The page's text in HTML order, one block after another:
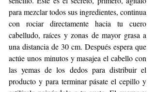
para mezclar todos sus ingredientes, continua
con rociar directamente hacia tu cuero
cabelludo, raíces y zonas de mayor grasa a
una distancia de 30 cm. Después espera que
actúe unos minutos y masajea el cabello con
las yemas de los dedos para distribuir el
producto y para terminar pásate el cepillo y